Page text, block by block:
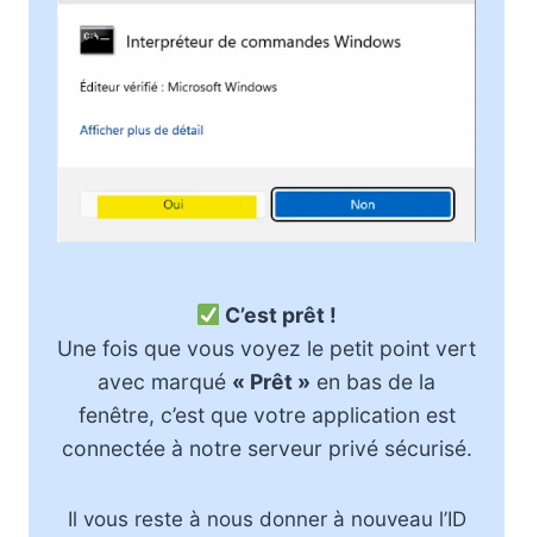
C’est prêt !
Une fois que vous voyez le petit point vert
avec marqué « Prêt » en bas de la
fenêtre, c’est que votre application est
connectée à notre serveur privé sécurisé.
Il vous reste à nous donner à nouveau l’ID